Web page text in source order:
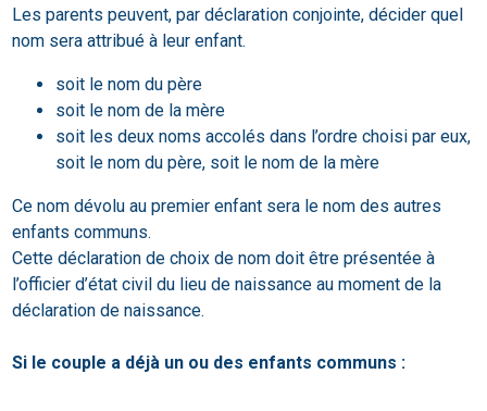
Les parents peuvent, par déclaration conjointe, décider quel
nom sera attribué à leur enfant.
soit le nom du père
soit le nom de la mère
soit les deux noms accolés dans l’ordre choisi par eux,
soit le nom du père, soit le nom de la mère
Ce nom dévolu au premier enfant sera le nom des autres
enfants communs.
Cette déclaration de choix de nom doit être présentée à
l’officier d’état civil du lieu de naissance au moment de la
déclaration de naissance.
Si le couple a déjà un ou des enfants communs :